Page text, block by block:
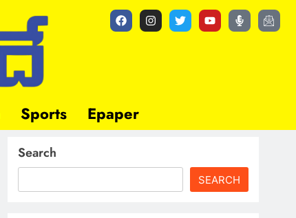
Sports Epaper
Search
SEARCH